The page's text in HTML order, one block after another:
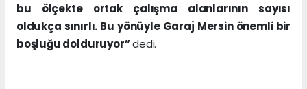
bu ölçekte ortak çalışma alanlarının sayısı
oldukça sınırlı. Bu yönüyle Garaj Mersin önemli bir
boşluğu dolduruyor”dedi.